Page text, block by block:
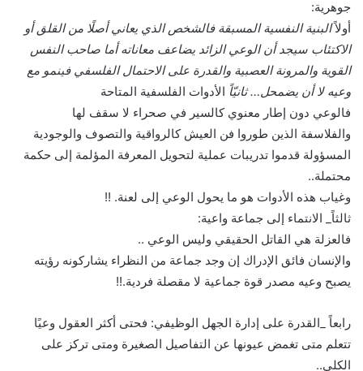
جوهرية:
أولاًالبنية النفسية المسبقة فالشخص الذي يعاني أصلًا من القلق أو
الاكتئاب سيجد أن الوعي الزائد يضاعف معاناته أما صاحب النفس
القوية والمرونة العصبية والقدرة على الاحتمال الفلسفي فينمو مع
وعيه لا أن يضمحل… ثانيّاً الأدوات الفلسفية المتاحة
فالوعي دون إطار معنوي كالسير في صحراء لا سقف لها
والفلاسفة الذين طوروا فن العيش كالرواقية والتصوف والوجودية
المسؤولة قدموا تدريبات عملية لتحويل المعرفة المؤلمة إلى حكمة
محتملة..
وغياب هذه الأدوات هو ما يحول الوعي إلى لعنة. !!
ثالثاً_ الانتماء إلى جماعة واعية:
فالعزلة هي القاتل الحقيقي وليس الوعي ..
والإنسان فائق الإدراك إن وجد جماعة من النظراء يشاركونه رؤيته
يصبح وعيه مصدر قوة جماعية لا مقصلة فردية.!!
رابعاً _القدرة على إدارة الجهل الوظيفي: فحتى أكثر العقول وعيًا
تتعلم متى تغمض عيونها عن التفاصيل الصغيرة ومتى تركز على
الكلي..